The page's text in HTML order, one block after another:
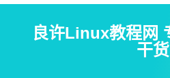
良许Linux教程网
干货